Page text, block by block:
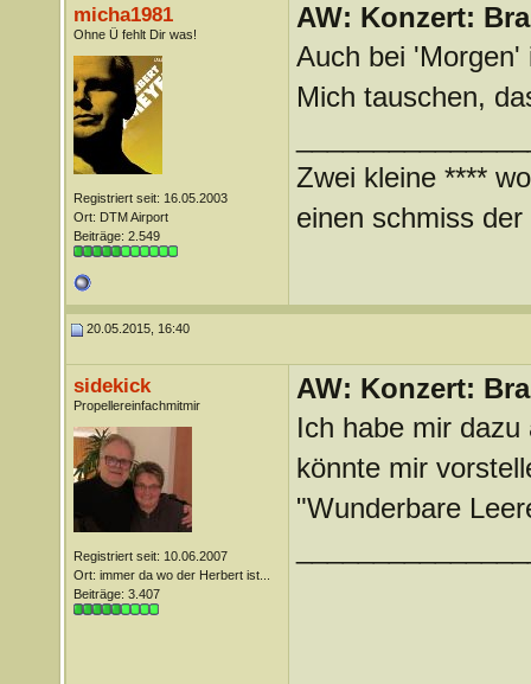
micha1981
Ohne Ü fehlt Dir was!
Registriert seit: 16.05.2003
Ort: DTM Airport
Beiträge: 2.549
AW: Konzert:
Auch bei
Mich tauschen,
Zwei kleine ****
einen schmiss
20.05.2015, 16:40
sidekick
Propellereinfachmitmir
Registriert seit: 10.06.2007
Ort: immer da wo der Herbert ist...
Beiträge: 3.407
AW: Konzert:
Ich habe mir
könnte mir
"Wunderbare